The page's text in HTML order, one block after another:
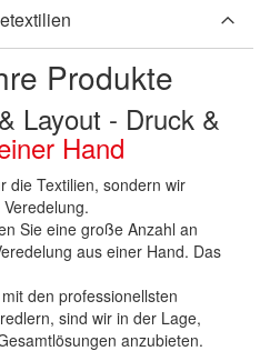
Produkte
Layout - Druck &
Hand
die Textilien, sondern wir
Sie eine große Anzahl an
aus einer Hand. Das
den professionellsten
sind wir in der Lage,
anzubieten.